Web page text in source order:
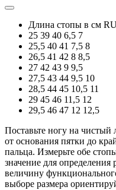
Длина стопы в см
25 39 40 6,5 7
25,5 40 41 7,5 8
26,5 41 42 8 8,5
27 42 43 9 9,5
27,5 43 44 9,5 10
28,5 44 45 10,5 11
29 45 46 11,5 12
29,5 46 47 12 12,5
Поставьте ногу на чистый
от основания пятки до
пальца. Измерьте обе
значение для определения
величину
выборе размера